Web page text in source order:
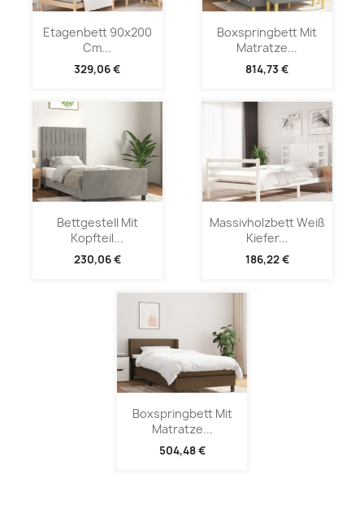
Etagenbett 90x200
Cm...
329,06 €
Boxspringbett Mit
Matratze...
814,73 €
Bettgestell Mit
Kopfteil...
230,06 €
Massivholzbett Weiß
Kiefer...
186,22 €
Boxspringbett Mit
Matratze...
504,48 €